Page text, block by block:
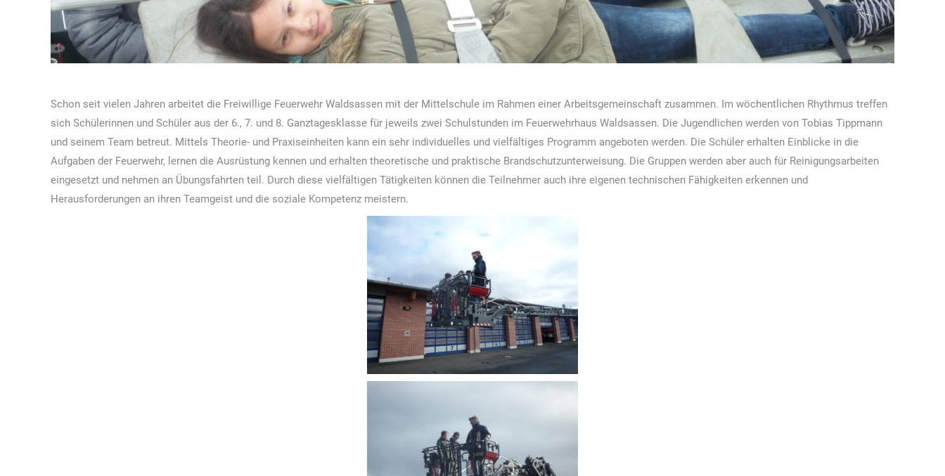
Schon seit vielen Jahren arbeitet die Freiwillige Feuerwehr Waldsassen mit der Mittelschule im Rahmen einer Arbeitsgemeinschaft zusammen. Im wöchentlichen Rhythmus treffen
sich Schülerinnen und Schüler aus der 6., 7. und 8. Ganztagesklasse für jeweils zwei Schulstunden im Feuerwehrhaus Waldsassen. Die Jugendlichen werden von Tobias Tippmann
und seinem Team betreut. Mittels Theorie- und Praxiseinheiten kann ein sehr individuelles und vielfältiges Programm angeboten werden. Die Schüler erhalten Einblicke in die
Aufgaben der Feuerwehr, lernen die Ausrüstung kennen und erhalten theoretische und praktische Brandschutzunterweisung. Die Gruppen werden aber auch für Reinigungsarbeiten
eingesetzt und nehmen an Übungsfahrten teil. Durch diese vielfältigen Tätigkeiten können die Teilnehmer auch ihre eigenen technischen Fähigkeiten erkennen und
Herausforderungen an ihren Teamgeist und die soziale Kompetenz meistern.